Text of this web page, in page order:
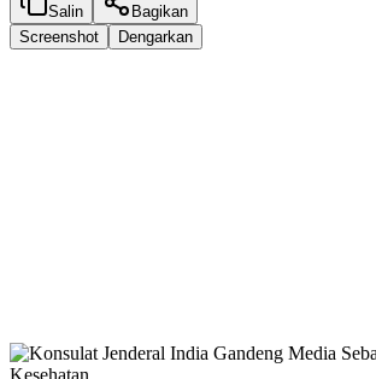
Salin
Bagikan
Screenshot
Dengarkan